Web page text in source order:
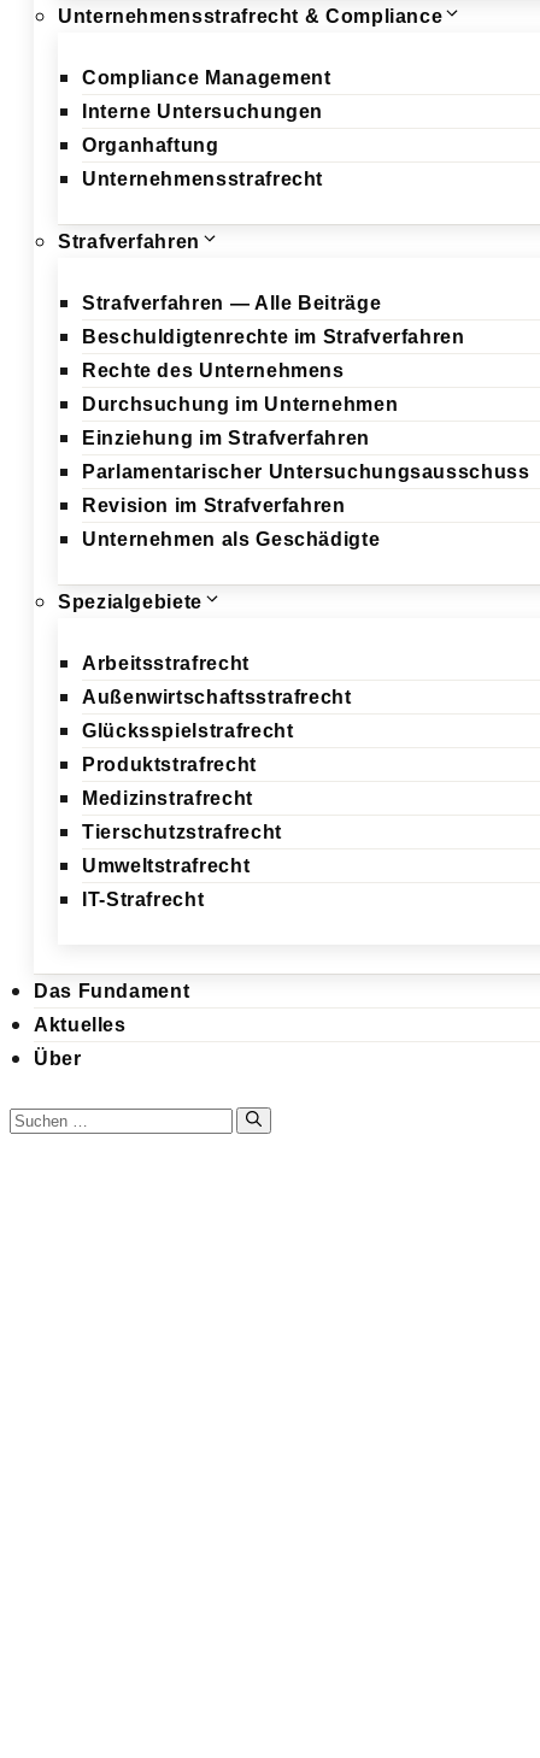
Unternehmensstrafrecht & Compliance
Compliance Management
Interne Untersuchungen
Organhaftung
Unternehmensstrafrecht
Strafverfahren
Strafverfahren — Alle Beiträge
Beschuldigtenrechte im Strafverfahren
Rechte des Unternehmens
Durchsuchung im Unternehmen
Einziehung im Strafverfahren
Parlamentarischer Untersuchungsausschuss
Revision im Strafverfahren
Unternehmen als Geschädigte
Spezialgebiete
Arbeitsstrafrecht
Außenwirtschaftsstrafrecht
Glücksspielstrafrecht
Produktstrafrecht
Medizinstrafrecht
Tierschutzstrafrecht
Umweltstrafrecht
IT-Strafrecht
Das Fundament
Aktuelles
Über
Suchen